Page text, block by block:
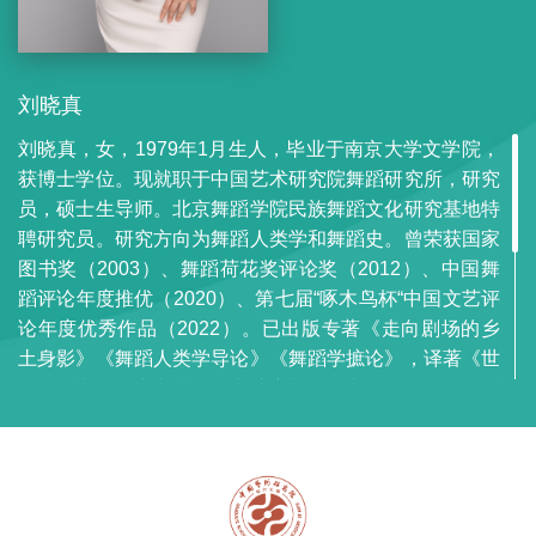
刘晓真
刘晓真，女，1979年1月生人，毕业于南京大学文学院，
获博士学位。现就职于中国艺术研究院舞蹈研究所，研究
员，硕士生导师。北京舞蹈学院民族舞蹈文化研究基地特
聘研究员。研究方向为舞蹈人类学和舞蹈史。曾荣获国家
图书奖（2003）、舞蹈荷花奖评论奖（2012）、中国舞
蹈评论年度推优（2020）、第七届“啄木鸟杯“中国文艺评
论年度优秀作品（2022）。已出版专著《走向剧场的乡
土身影》《舞蹈人类学导论》《舞蹈学摭论》，译著《世
院》杂志舞蹈评论专栏作者。独立承担国家社会科学基金
艺术学项目“舞蹈人类学、方法论与中国经验”（2014）、